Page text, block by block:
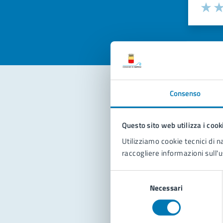
Consenso
Questo sito web utilizza i
Utilizziamo cookie tecnici di
raccogliere informazioni
Necessari
Valuta